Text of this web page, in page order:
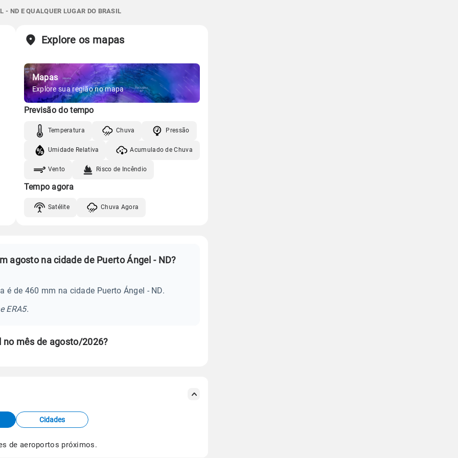
09:09h às 21:52h
Nova
Vento Umidade
6.8mm
44%
Sol
Lua
Gráfico
- ND E QUALQUER LUGAR DO BRASIL
Explore os mapas
Mapas
Explore sua região no mapa
Previsão do tempo
Temperatura Chuva Pressão
Umidade Relativa Acumulado de Chuva
Vento Risco de Incêndio
Tempo agora
Satélite Chuva Agora
agosto na cidade de Puerto Ángel - ND?
é de 460 mm na cidade Puerto Ángel - ND.
ERA5.
no mês de agosto/2026?
Cidades
de aeroportos próximos.